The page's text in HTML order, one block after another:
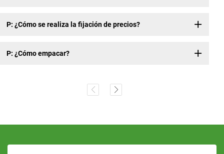
P: ¿Cómo se realiza la fijación de precios?
P: ¿Cómo empacar?